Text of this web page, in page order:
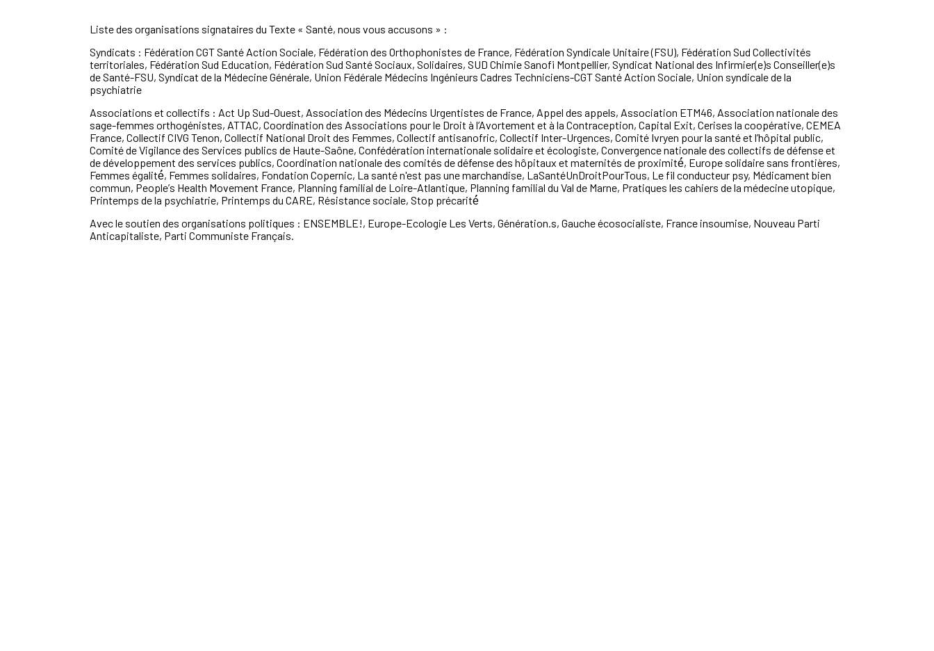
Liste des organisations signataires du Texte « Santé, nous vous accusons » :
Syndicats : Fédération CGT Santé Action Sociale, Fédération des Orthophonistes de France, Fédération Syndicale Unitaire (FSU), Fédération Sud Collectivités
territoriales, Fédération Sud Education, Fédération Sud SantéSociaux, Solidaires, SUD Chimie Sanofi Montpellier, Syndicat National des Infirmier(e)s Conseiller(e)s
de Santé-FSU, Syndicat de la Médecine Générale, Union Fédérale Médecins Ingénieurs Cadres Techniciens-CGT Santé Action Sociale, Union syndicale de la
psychiatrie
Associations et collectifs : Act Up Sud-Ouest, Association des Médecins Urgentistes de France, Appel des appels, Association ETM46, Association nationale des
sage-femmes orthogénistes, ATTAC, Coordination des Associations pour le Droit à l’Avortement et à la Contraception, Capital Exit, Cerises la coopérative, CEMEA
France, Collectif CIVG Tenon, Collectif National Droit des Femmes, Collectif antisanofric, Collectif Inter-Urgences, Comité Ivryen pourla santéet l’hôpital public,
ComitédeVigilance des Services publics de Haute-Saône, Confédération internationale solidaire et écologiste, Convergence nationale des collectifs de défense et
de développement des services publics, Coordination nationale des comités de défense des hôpitaux et maternités de proximité́, Europe solidaire sans frontières,
Femmes égalité́, Femmes solidaires, Fondation Copernic, La santén'est pas une marchandise, LaSantéUnDroitPourTous, Le fil conducteur psy, Médicament bien
commun, People’s Health Movement France, Planning familial de Loire-Atlantique, Planning familial du Val de Marne, Pratiques les cahiers de la médecine utopique,
Printemps de la psychiatrie, Printemps du CARE, Résistance sociale, Stop précarité́
Avec le soutien des organisations politiques : ENSEMBLE!, Europe-Ecologie Les Verts, Génération.s, Gauche écosocialiste, France insoumise, Nouveau Parti
Anticapitaliste, Parti Communiste Français.